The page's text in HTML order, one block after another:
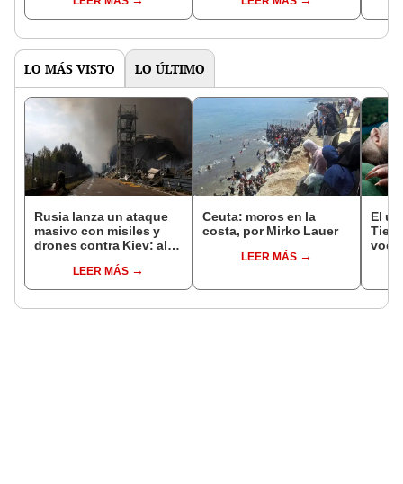
Venezuela tras doble
terremoto
LO MÁS VISTO LO ÚLTIMO
Rusia lanza un ataque
masivo con misiles y
drones contra Kiev: al
más de 50 heridos
LEER MÁS
Ceuta: moros en la
costa, por Mirko Lauer
LEER MÁS
El